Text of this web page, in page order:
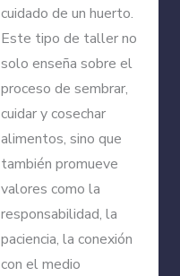
cuidado de un huerto.
Este tipo de taller no
solo enseña sobre el
proceso de sembrar,
cuidar y cosechar
alimentos, sino que
también promueve
valores como la
responsabilidad, la
paciencia, la conexión
con el medio